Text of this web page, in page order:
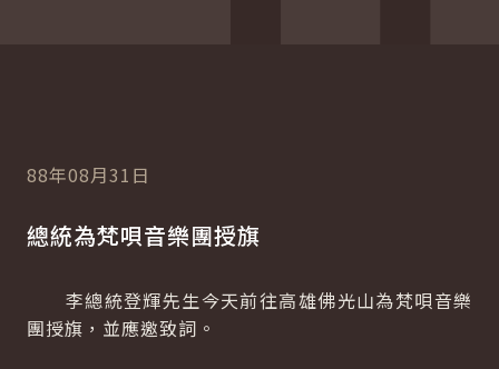
88年08月31日
總統為梵唄音樂團授旗
李總統登輝先生今天前往高雄佛光山為梵唄音樂
團授旗，並應邀致詞。